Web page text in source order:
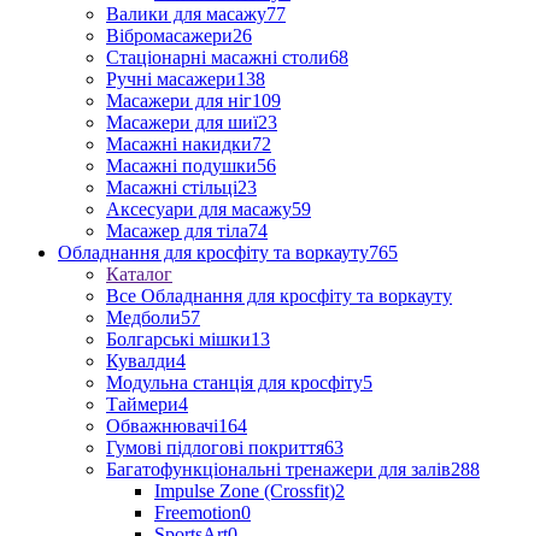
Валики для масажу77
Вібромасажери26
Стаціонарні масажні столи68
Ручні масажери138
Масажери для ніг109
Масажери для шиї23
Масажні накидки72
Масажні подушки56
Масажні стільці23
Аксесуари для масажу59
Масажер для тіла74
Обладнання для кросфіту та воркауту765
Каталог
Все Обладнання для кросфіту та воркауту
Медболи57
Болгарські мішки13
Кувалди4
Модульна станція для кросфіту5
Таймери4
Обважнювачі164
Гумові підлогові покриття63
Багатофункціональні тренажери для залів288
Impulse Zone (Crossfit)2
Freemotion0